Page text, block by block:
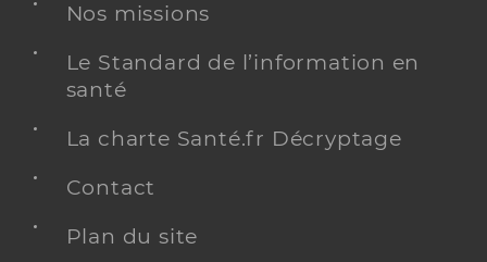
Nos missions
Le Standard de l’information en
santé
La charte Santé.fr Décryptage
Contact
Plan du site